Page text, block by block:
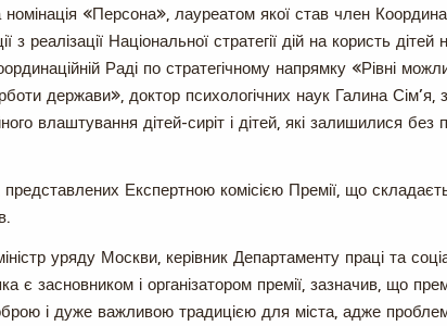
«Персона», лауреатом якої став член
з реалізації Національної стратегії дій на користь
Раді по стратегічному напрямку «Рівні
держави», доктор психологічних наук Галина Сім’я,
влаштування дітей-сиріт і дітей, які залишилися без
представлених Експертною комісією Премії, що
уряду Москви, керівник Департаменту праці та
є засновником і організатором премії, зазначив, що
і дуже важливою традицією для міста, адже